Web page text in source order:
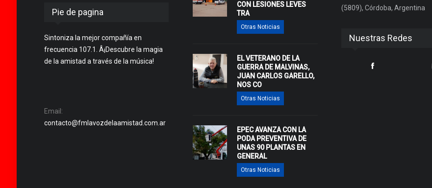
Pie de pagina
Sintoniza la mejor compañía en
frecuencia 107.1. Â¡Descubre la magia
de la amistad a través de la música!
Email:
contacto@fmlavozdelaamistad.com.ar
CON LESIONES LEVES
TRA
Otras Noticias
EL VETERANO DE LA
GUERRA DE MALVINAS,
JUAN CARLOS GARELLO,
NOS CO
Otras Noticias
EPEC AVANZA CON LA
PODA PREVENTIVA DE
UNAS 90 PLANTAS EN
GENERAL
Otras Noticias
(5809), Córdoba, Argentina
Nuestras Redes